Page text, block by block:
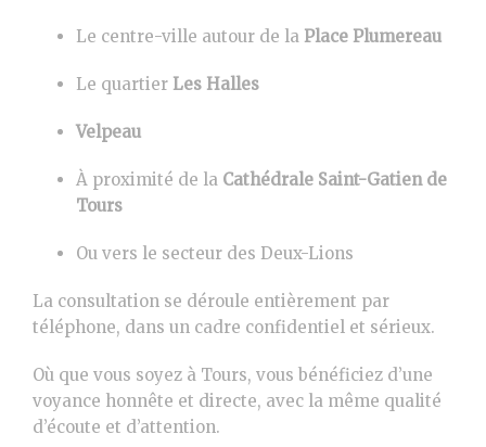
Le centre-ville autour de la Place Plumereau
Le quartier Les Halles
Velpeau
À proximité de la Cathédrale Saint-Gatien de
Tours
Ou vers le secteur des Deux-Lions
La consultation se déroule entièrement par
téléphone, dans un cadre confidentiel et sérieux.
Où que vous soyez à Tours, vous bénéficiez d’une
voyance honnête et directe, avec la même qualité
d’écoute et d’attention.